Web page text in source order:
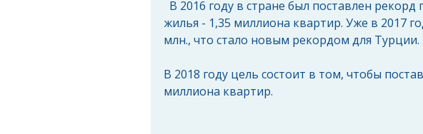
жилья - 1,35 миллиона квартир. Уже в 2017
млн., что стало новым рекордом для Турции.
В 2018 году цель состоит в том, чтобы
миллиона квартир.